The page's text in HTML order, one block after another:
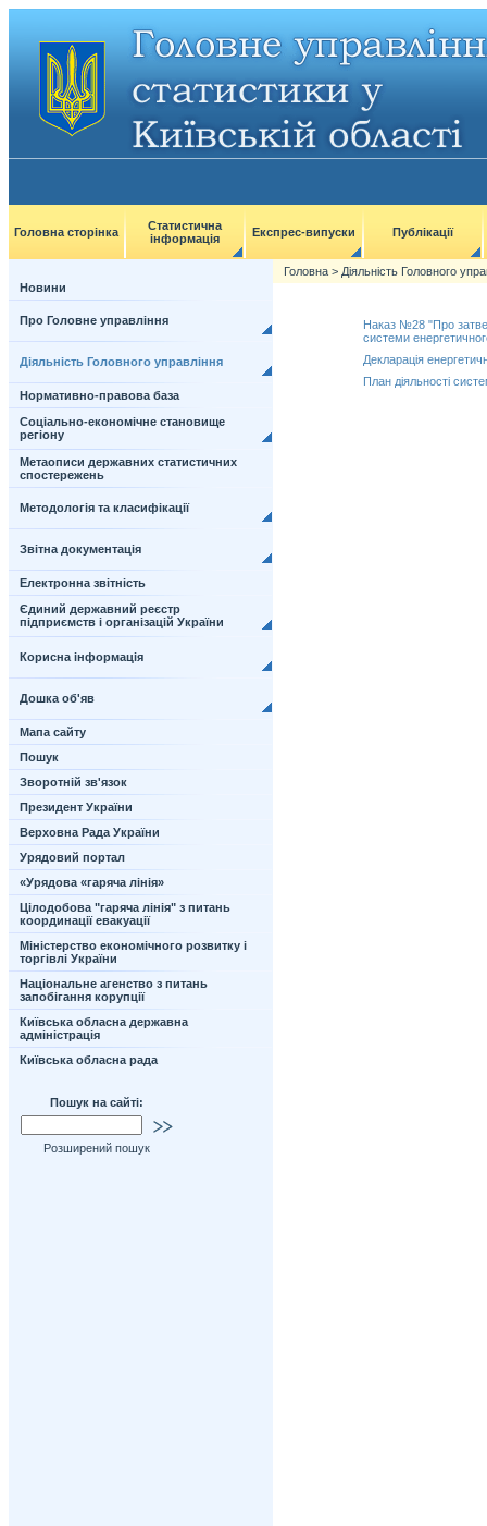
Головна сторінка
Статистична
інформація
Експрес-випуски Публікації
Новини
Про Головне управління
Діяльність Головного управління
Нормативно-правова база
Соціально-економічне становище
регіону
Метаописи державних статистичних
спостережень
Методологія та класифікації
Звітна документація
Електронна звітність
Єдиний державний реєстр
підприємств і організацій України
Корисна інформація
Дошка об'яв
Мапа сайту
Пошук
Зворотній зв'язок
Президент України
Верховна Рада України
Урядовий портал
«Урядова «гаряча лінія»
Цілодобова "гаряча лінія" з питань
координації евакуації
Міністерство економічного розвитку і
торгівлі України
Національне агенство з питань
запобігання корупції
Київська обласна державна
адміністрація
Київська обласна рада
Пошук на сайті:
Розширений пошук
Головна > Діяльність Головного
Наказ №28 "Про
системи
Декларація
План діяльності